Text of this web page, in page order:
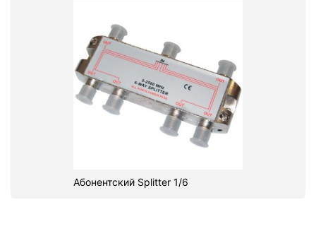
Абонентский Splitter 1/6